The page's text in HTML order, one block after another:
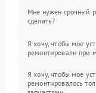
Мне нужен срочный
сделать?
Я хочу, чтобы мое
ремонтировали при
Я хочу, чтобы мое
ремонтировалось